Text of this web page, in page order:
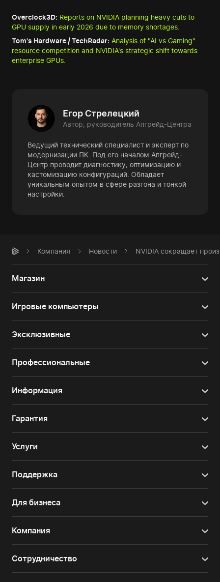
Overclock3D: Reports on NVIDIA planning heavy cuts to
GPU supply in early 2026 due to memory shortages.
Tom's Hardware / TechRadar: Analysis of "AI vs Gaming"
resource competition and NVIDIA's strategic shift towards
enterprise GPUs.
Егор Стрелецкий
Автор, руководитель Апгрейд-Центра
Ведущий технический специалист и эксперт по
модернизации ПК. Под его началом Апгрейд-
Центр проводит диагностику, оптимизацию и
кастомизацию конфигураций. Обладает
уникальным опытом в сфере разгона и тонкой
настройки.
Компания Новости NVIDIA сокращает
Магазин
Игровые компьютеры
Эксклюзивные
Профессиональные
Информация
Гарантия
Услуги
Поддержка
Для бизнеса
Компания
Сотрудничество